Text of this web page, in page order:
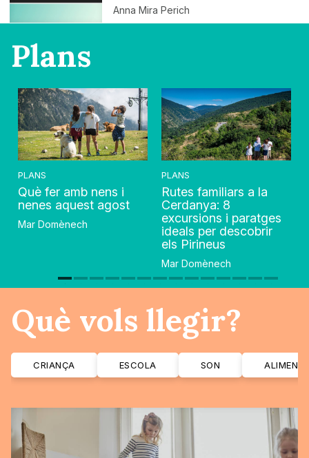
Anna Mira Perich
Plans
PLANS
Què fer amb nens i
nenes aquest agost
Mar Domènech
PLANS
Rutes familiars a la
Cerdanya: 8
excursions i paratges
ideals per descobrir
els Pirineus
Mar Domènech
Què vols llegir?
CRIANÇA ESCOLA SON